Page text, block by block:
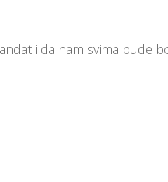
i da nam svima bude